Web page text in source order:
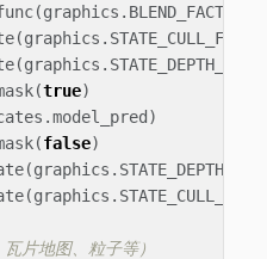
(graphics .
(graphics . STATE_CULL_FACE
(graphics . STATE_DEPTH_TEST
(true)
.model_pred)
(false)
(graphics .
(graphics . STATE_CULL_FACE
片地图、粒子等）